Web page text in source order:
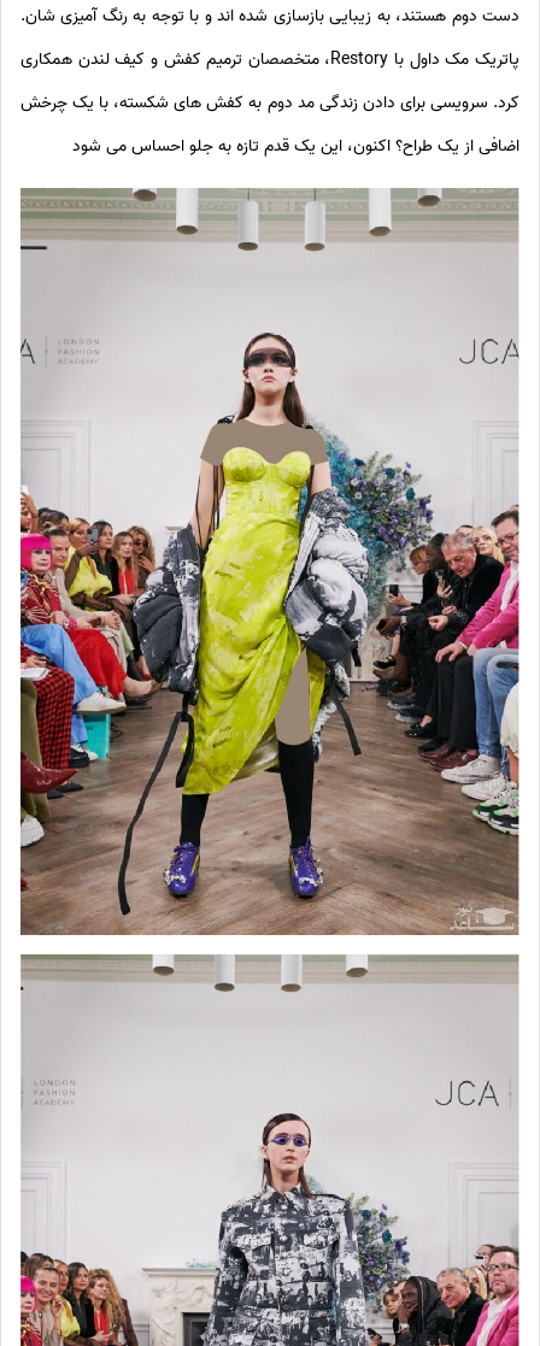
دست دوم هستند، به زیبایی بازسازی شده اند و با توجه به رنگ آمیزی شان.
پاتریک مک داول با Restory، متخصصان ترمیم کفش و کیف لندن همکاری
کرد. سرویسی برای دادن زندگی مد دوم به کفش های شکسته، با یک چرخش
اضافی از یک طراح؟ اکنون، این یک قدم تازه به جلو احساس می شود